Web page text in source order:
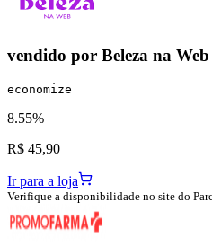
vendido por Beleza na Web
economize
8.55%
R$ 45,90
Ir para a loja
Verifique a disponibilidade no site do